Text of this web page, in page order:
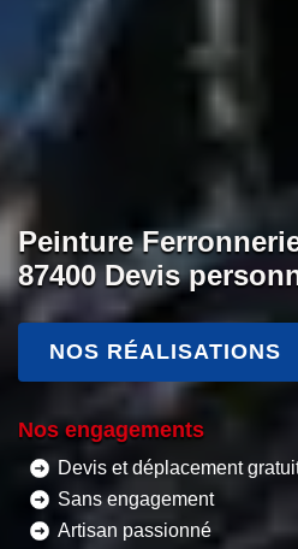
Peinture
87400 Devis
NOS RÉALISATIONS
Nos engagements
Devis et déplacement
Sans engagement
Artisan passionné